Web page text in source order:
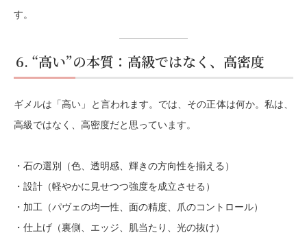
す。
6. “高い”の本質：高級ではなく、高密度
ギメルは「高い」と言われます。では、その正体は何か。私は、
高級ではなく、高密度だと思っています。
・石の選別（色、透明感、輝きの方向性を揃える）
・設計（軽やかに見せつつ強度を成立させる）
・加工（パヴェの均一性、面の精度、爪のコントロール）
・仕上げ（裏側、エッジ、肌当たり、光の抜け）